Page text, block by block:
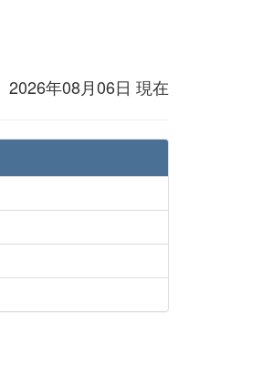
2026年08月06日 現在